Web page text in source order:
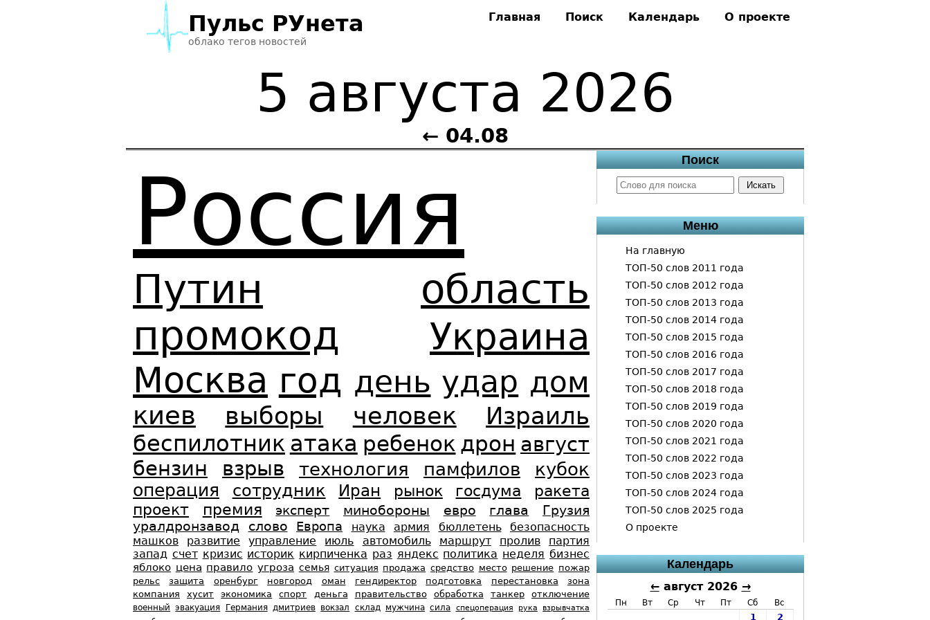
Пульс РУнета
облако тегов новостей
Главная Поиск Календарь О проекте
5 августа 2026
← 04.08
Россия
Путин
область
промокод
Украина
Москва год день удар дом
киев выборы человек Израиль
беспилотник атака ребенок дрон август
бензин
взрыв технология памфилов кубок
операция сотрудник Иран рынок госдума
ракета
проект
премия эксперт минобороны евро глава
Грузия
уралдронзавод
слово Европа наука армия бюллетень
безопасность
машков
развитие управление июль автомобиль маршрут пролив
партия
запад счет кризис историк кирпиченка раз яндекс политика неделя бизнес
яблоко цена правило угроза семья ситуация продажа средство место решение пожар
рельс
защита оренбург новгород оман гендиректор подготовка перестановка
зона
компания
хусит экономика спорт деньга правительство обработка танкер отключение
военный эвакуация Германия дмитриев вокзал склад мужчина сила спецоперация рука взрывчатка
Поиск
Меню
На главную
ТОП-50 слов 2011 года
ТОП-50 слов 2012 года
ТОП-50 слов 2013 года
ТОП-50 слов 2014 года
ТОП-50 слов 2015 года
ТОП-50 слов 2016 года
ТОП-50 слов 2017 года
ТОП-50 слов 2018 года
ТОП-50 слов 2019 года
ТОП-50 слов 2020 года
ТОП-50 слов 2021 года
ТОП-50 слов 2022 года
ТОП-50 слов 2023 года
ТОП-50 слов 2024 года
ТОП-50 слов 2025 года
О проекте
Календарь
← август 2026 →
Пн Вт Ср Чт Пт Сб Вс
1 2